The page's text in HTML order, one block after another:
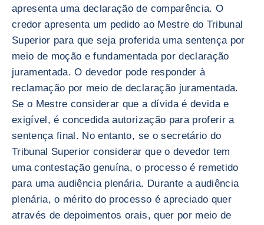
apresenta uma declaração de comparência. O
credor apresenta um pedido ao Mestre do Tribunal
Superior para que seja proferida uma sentença por
meio de moção e fundamentada por declaração
juramentada. O devedor pode responder à
reclamação por meio de declaração juramentada.
Se o Mestre considerar que a dívida é devida e
exigível, é concedida autorização para proferir a
sentença final. No entanto, se o secretário do
Tribunal Superior considerar que o devedor tem
uma contestação genuína, o processo é remetido
para uma audiência plenária. Durante a audiência
plenária, o mérito do processo é apreciado quer
através de depoimentos orais, quer por meio de